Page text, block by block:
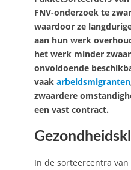
FNV-onderzoek te
waardoor ze
aan hun werk
het werk minder
onvoldoende
vaak arbeidsmigranten
zwaardere
een vast contract.
In de sorteercentra